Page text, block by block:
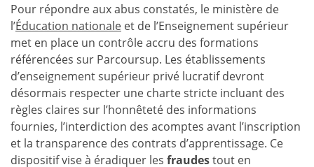
Pour répondre aux abus constatés, le ministère de
l’Éducation nationale et de l’Enseignement supérieur
met en place un contrôle accru des formations
référencées sur Parcoursup. Les établissements
d’enseignement supérieur privé lucratif devront
désormais respecter une charte stricte incluant des
règles claires sur l’honnêteté des informations
fournies, l’interdiction des acomptes avant l’inscription
et la transparence des contrats d’apprentissage. Ce
dispositif vise à éradiquer les fraudestout en